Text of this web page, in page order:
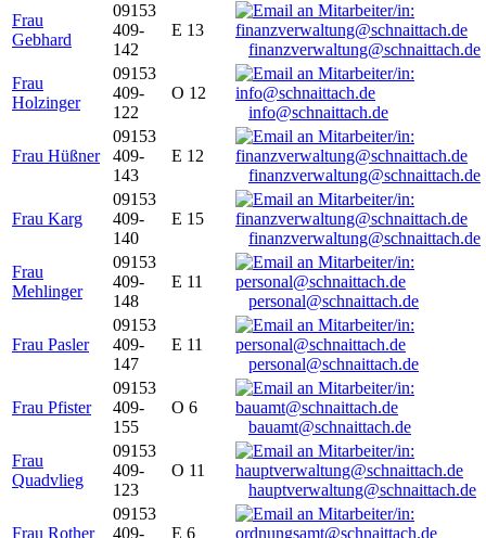
Frau
Gebhard
09153
409-
142
E 13
finanzverwaltung@schnaittach.de
Frau
Holzinger
09153
409-
122
O 12
info@schnaittach.de
Frau Hüßner
09153
409-
143
E 12
finanzverwaltung@schnaittach.de
Frau Karg
09153
409-
140
E 15
finanzverwaltung@schnaittach.de
Frau
Mehlinger
09153
409-
148
E 11
personal@schnaittach.de
Frau Pasler
09153
409-
147
E 11
personal@schnaittach.de
Frau Pfister
09153
409-
155
O 6
bauamt@schnaittach.de
Frau
Quadvlieg
09153
409-
123
O 11
hauptverwaltung@schnaittach.de
Frau Rother
09153
409-
E 6